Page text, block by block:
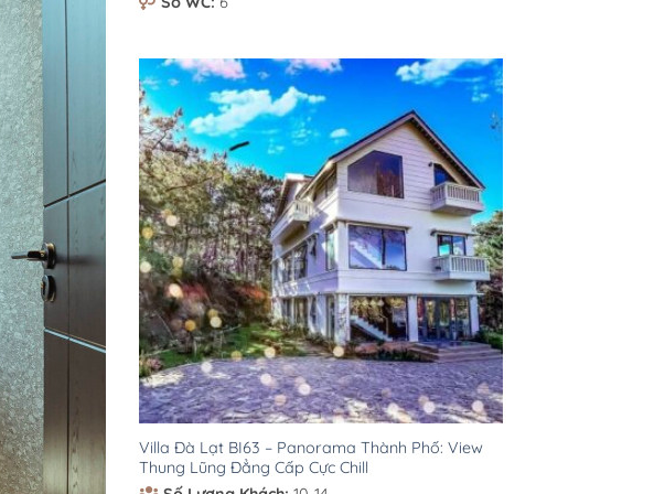
Villa Đà Lạt BI63 – Panorama Thành Phố: View
Thung Lũng Đẳng Cấp Cực Chill